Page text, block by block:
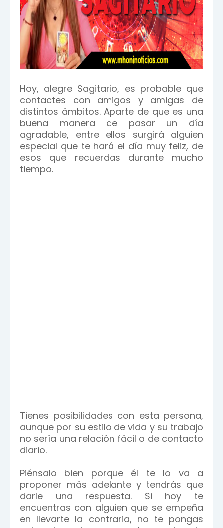
Hoy, alegre Sagitario, es probable que
contactes con amigos y amigas de
distintos ámbitos. Aparte de que es una
buena manera de pasar un día
agradable, entre ellos surgirá alguien
especial que te hará el día muy feliz, de
esos que recuerdas durante mucho
tiempo.
Tienes posibilidades con esta persona,
aunque por su estilo de vida y su trabajo
no sería una relación fácil o de contacto
diario.
Piénsalo bien porque él te lo va a
proponer más adelante y tendrás que
darle una respuesta. Si hoy te
encuentras con alguien que se empeña
en llevarte la contraria, no te pongas